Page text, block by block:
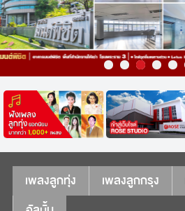
เพลงลูกทุ่ง เพลงลูกกรุง